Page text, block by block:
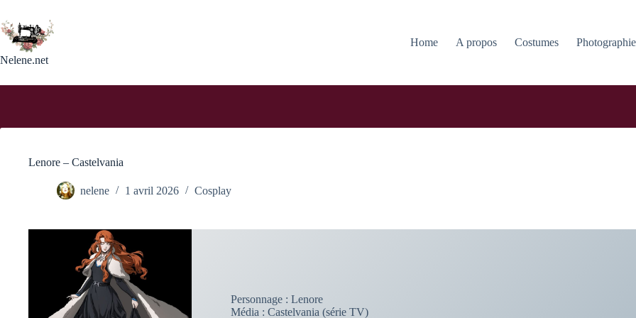
au
contenu
Nelene.net
Home A propos Costumes Photographie
Lenore – Castelvania
nelene 1 avril 2026 Cosplay
Personnage : Lenore
Média : Castelvania (série TV)